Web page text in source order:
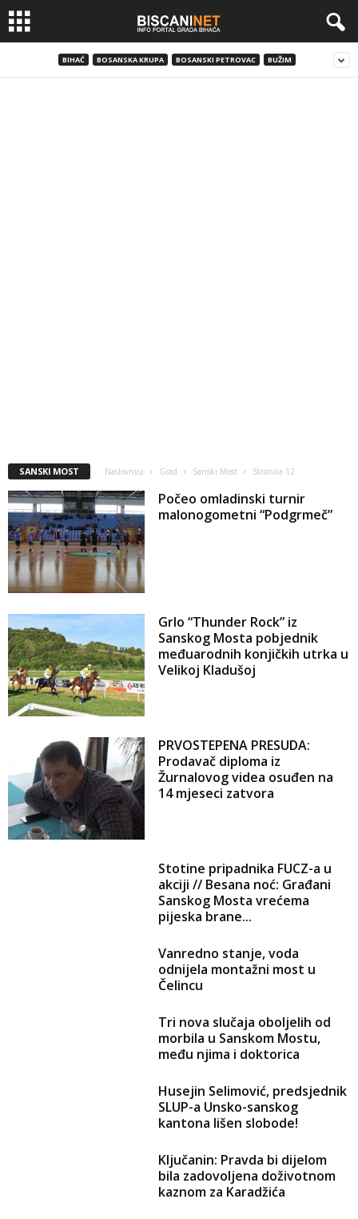
BIHAĆ BOSANSKA KRUPA BOSANSKI PETROVAC BUŽIM
SANSKI MOST Naslovnica Grad Sanski Most Stranica 12
Počeo omladinski turnir
malonogometni “Podgrmeč”
Grlo “Thunder Rock” iz
Sanskog Mosta pobjednik
međuarodnih konjičkih utrka u
Velikoj Kladušoj
PRVOSTEPENA PRESUDA:
Prodavač diploma iz
Žurnalovog videa osuđen na
14 mjeseci zatvora
Stotine pripadnika FUCZ-a u
akciji // Besana noć: Građani
Sanskog Mosta vrećema
pijeska brane...
Vanredno stanje, voda
odnijela montažni most u
Čelincu
Tri nova slučaja oboljelih od
morbila u Sanskom Mostu,
među njima i doktorica
Husejin Selimović, predsjednik
SLUP-a Unsko-sanskog
kantona lišen slobode!
Ključanin: Pravda bi dijelom
bila zadovoljena doživotnom
kaznom za Karadžića